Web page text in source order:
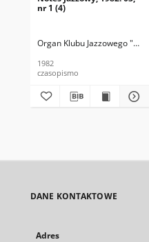
nr 1 (4)
Organ Klubu Jazzowego
1982
czasopismo
DANE KONTAKTOWE
Adres